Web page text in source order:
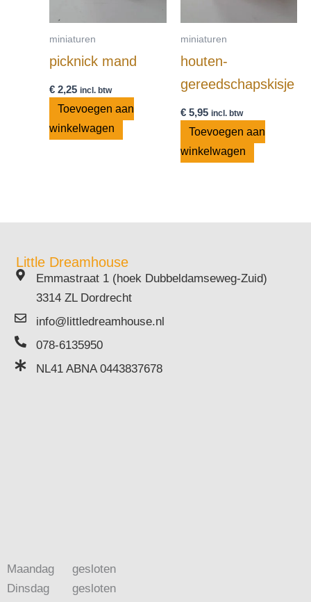
miniaturen
picknick mand
€ 2,25 incl. btw
Toevoegen aan
winkelwagen
miniaturen
houten-
gereedschapskisje
€5,95 incl. btw
Toevoegen aan
winkelwagen
Little Dreamhouse
Emmastraat 1 (hoek Dubbeldamseweg-Zuid)
3314 ZL Dordrecht
info@littledreamhouse.nl
078-6135950
NL41 ABNA 0443837678
Maandag
Dinsdag
gesloten
gesloten